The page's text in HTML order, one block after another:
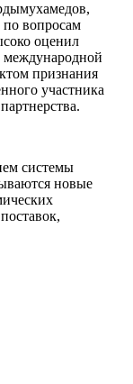
по вопросам
оценил
международной
признания
участника
системы
новые